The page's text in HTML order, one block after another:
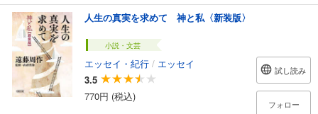
人生の真実を求めて 神と私〈新装版〉
小説・文芸
エッセイ・紀行 / エッセイ
3.5
770円 (税込)
試し読み
フォロー